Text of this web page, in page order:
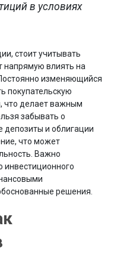
в условиях
стоит учитывать
напрямую влиять на
изменяющийся
покупательскую
что делает важным
забывать о
депозиты и облигации
что может
Важно
инвестиционного
решения.